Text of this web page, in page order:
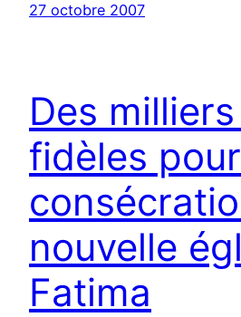
27 octobre 2007
Des
fidèles
nouvelle
Fatima